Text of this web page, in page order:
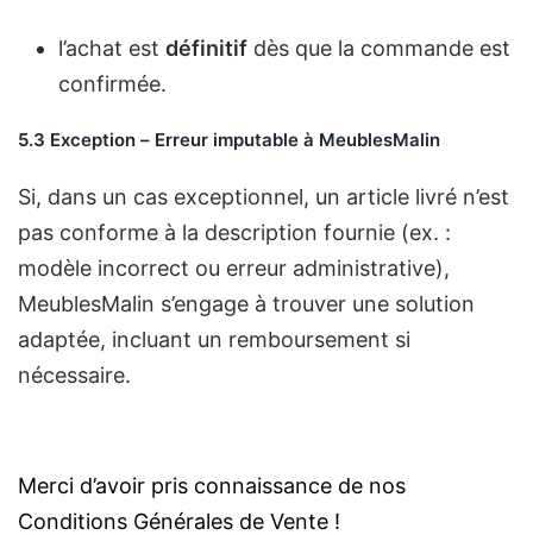
l’achat est définitifdès que la commande est
confirmée.
5.3 Exception – Erreur imputable à MeublesMalin
Si, dans un cas exceptionnel, un article livré n’est
pas conforme à la description fournie (ex. :
modèle incorrect ou erreur administrative),
MeublesMalin s’engage à trouver une solution
adaptée, incluant un remboursement si
nécessaire.
Merci d’avoir pris connaissance de nos
Conditions Générales de Vente !